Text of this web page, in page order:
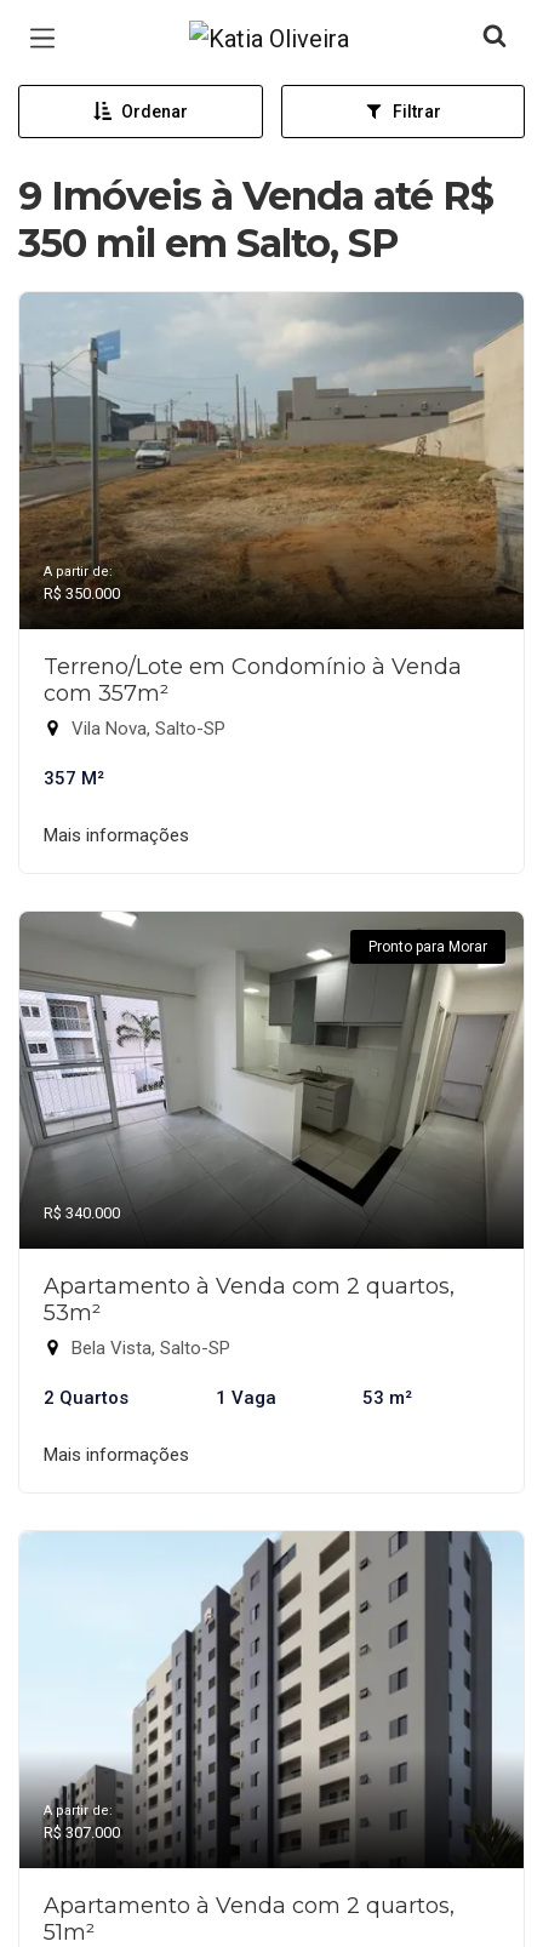
Página inicial
Ordenar Filtrar
9 Imóveis à Venda até R$
350 mil em Salto, SP
A partir de:
R$ 350.000
Terreno/Lote em Condomínio à Venda
com 357m²
Vila Nova, Salto-SP
357 M²
Mais informações
Pronto para Morar
R$ 340.000
Apartamento à Venda com 2 quartos,
53m²
Bela Vista, Salto-SP
2 Quartos 1 Vaga 53 m²
Mais informações
A partir de:
R$ 307.000
Apartamento à Venda com 2 quartos,
51m²